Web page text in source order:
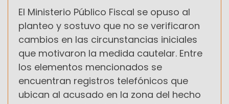
El Ministerio Público Fiscal se opuso al
planteo y sostuvo que no se verificaron
cambios en las circunstancias iniciales
que motivaron la medida cautelar. Entre
los elementos mencionados se
encuentran registros telefónicos que
ubican al acusado en la zona del hecho